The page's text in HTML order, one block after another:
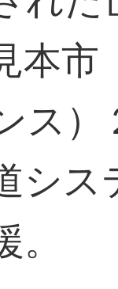
本市
ス
シ